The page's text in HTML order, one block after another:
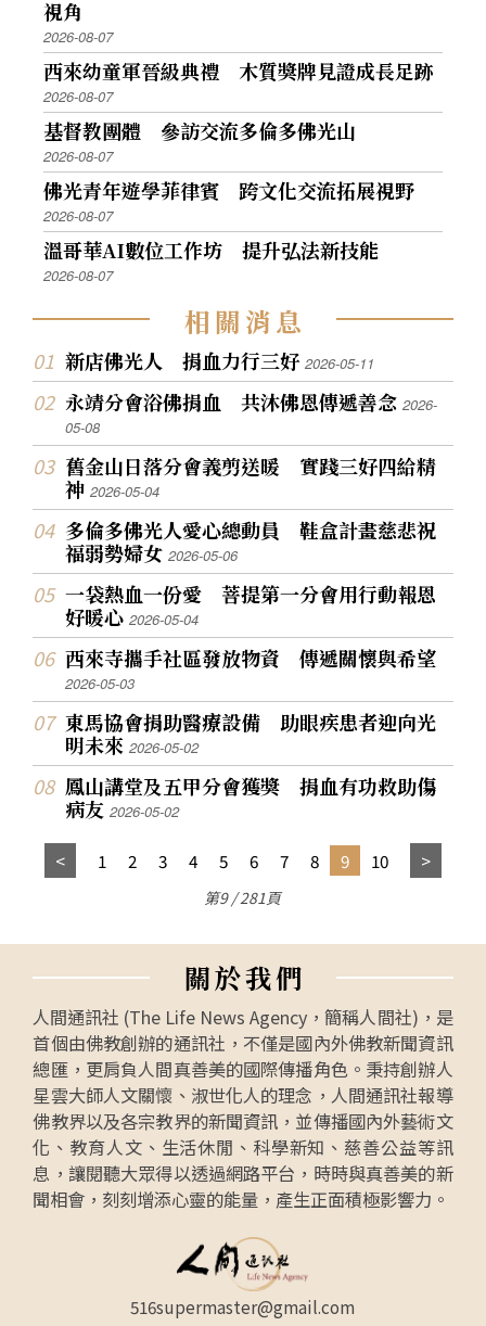
視角
2026-08-07
西來幼童軍晉級典禮 木質獎牌見證成長足跡
2026-08-07
基督教團體 參訪交流多倫多佛光山
2026-08-07
佛光青年遊學菲律賓 跨文化交流拓展視野
2026-08-07
溫哥華AI數位工作坊 提升弘法新技能
2026-08-07
相關消息
新店佛光人 捐血力行三好2026-05-11
永靖分會浴佛捐血 共沐佛恩傳遞善念2026-
05-08
舊金山日落分會義剪送暖 實踐三好四給精
神2026-05-04
多倫多佛光人愛心總動員 鞋盒計畫慈悲祝
福弱勢婦女2026-05-06
一袋熱血一份愛 菩提第一分會用行動報恩
好暖心2026-05-04
西來寺攜手社區發放物資 傳遞關懷與希望
2026-05-03
東馬協會捐助醫療設備 助眼疾患者迎向光
明未來2026-05-02
鳳山講堂及五甲分會獲獎 捐血有功救助傷
病友2026-05-02
1 2 3 4 5 6 7 8 9 10
第9 / 281頁
關於我們
人間通訊社 (The Life News Agency，簡稱人間社)，是
首個由佛教創辦的通訊社，不僅是國內外佛教新聞資訊
總匯，更肩負人間真善美的國際傳播角色。秉持創辦人
星雲大師人文關懷、淑世化人的理念，人間通訊社報導
佛教界以及各宗教界的新聞資訊，並傳播國內外藝術文
化、教育人文、生活休閒、科學新知、慈善公益等訊
息，讓閱聽大眾得以透過網路平台，時時與真善美的新
聞相會，刻刻增添心靈的能量，產生正面積極影響力。
516supermaster@gmail.com